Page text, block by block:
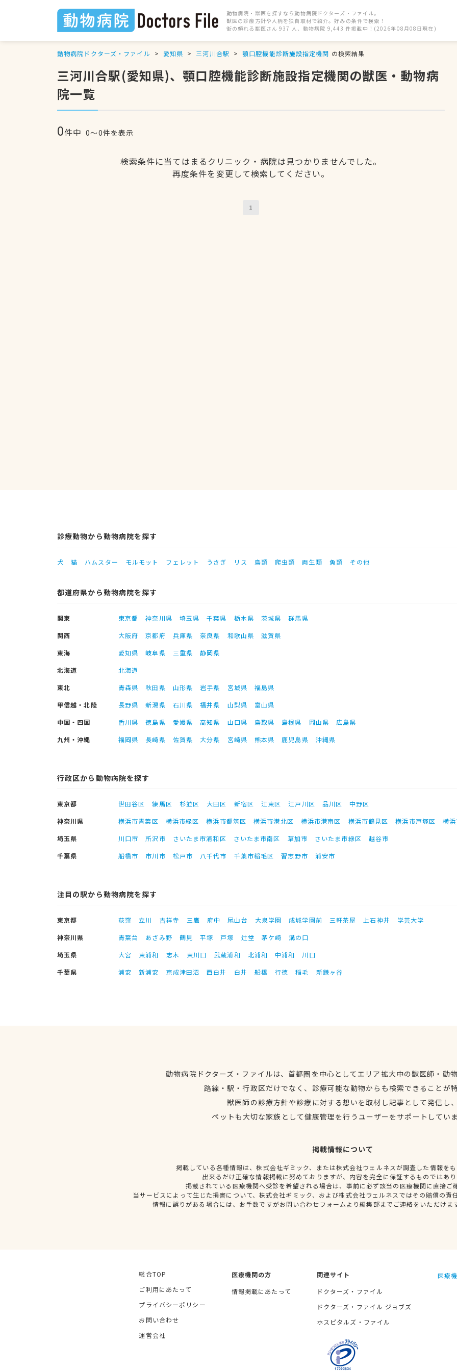
動物病院・獣医を探すなら動物病院ドクターズ・ファイル。
獣医の診療方針や人柄を独自取材で紹介。好みの条件で検索！
街の頼れる獣医さん 937 人、動物病院 9,443 件掲載中！(2026年08月08日現在)
動物病院ドクターズ・ファイル 愛知県 三河川合駅 顎口腔機能診断施設指定機関 の検索結果
三河川合駅(愛知県)、顎口腔機能診断施設指定機関の獣医・動物病
院一覧
0件中 0〜0件を表示
検索条件に当てはまるクリニック・病院は見つかりませんでした。
再度条件を変更して検索してください。
1
診療動物から動物病院を探す
犬 猫 ハムスター モルモット フェレット うさぎ リス 鳥類 爬虫類 両生類 魚類 その他
都道府県から動物病院を探す
関東 東京都 神奈川県 埼玉県 千葉県 栃木県 茨城県
群馬県
関西
大阪府 京都府 兵庫県 奈良県 和歌山県
滋賀県
東海
愛知県 岐阜県 三重県
静岡県
北海道
北海道
東北
青森県 秋田県 山形県 岩手県 宮城県
福島県
甲信越・北陸
長野県 新潟県 石川県 福井県 山梨県
富山県
中国・四国
香川県 徳島県 愛媛県 高知県 山口県 鳥取県 島根県 岡山県
広島県
九州・沖縄
福岡県 長崎県 佐賀県 大分県 宮崎県 熊本県 鹿児島県 沖縄県
行政区から動物病院を探す
東京都 世田谷区 練馬区 杉並区 大田区 新宿区 江東区 江戸川区 品川区
中野区
神奈川県
横浜市青葉区 横浜市緑区 横浜市都筑区 横浜市港北区 横浜市港南区 横浜市鶴見区 横浜市戸塚区
横
埼玉県
川口市 所沢市 さいたま市浦和区 さいたま市南区 草加市 さいたま市緑区
越谷市
千葉県
船橋市 市川市 松戸市 八千代市 千葉市稲毛区 習志野市 浦安市
注目の駅から動物病院を探す
東京都 荻窪 立川 吉祥寺 三鷹 府中 尾山台 大泉学園 成城学園前 三軒茶屋 上石神井
学芸大学
神奈川県
青葉台 あざみ野 鶴見 平塚 戸塚 辻堂 茅ケ崎
溝の口
埼玉県
大宮 東浦和 志木 東川口 武蔵浦和 北浦和 中浦和
川口
千葉県
浦安 新浦安 京成津田沼 西白井 白井 船橋 行徳 稲毛 新鎌ヶ谷
動物病院ドクターズ・ファイルは、首都圏を中心としてエリア拡大中の獣医師・動
路線・駅・行政区だけでなく、診療可能な動物からも検索できることが
獣医師の診療方針や診療に対する想いを取材し記事として発信し
ペットも大切な家族として健康管理を行うユーザーをサポートしてい
掲載情報について
掲載している各種情報は、株式会社ギミック、または株式会社ウェルネスが調査した情報を
出来るだけ正確な情報掲載に努めておりますが、内容を完全に保証するものではあ
掲載されている医療機関へ受診を希望される場合は、事前に必ず該当の医療機関に直接ご
当サービスによって生じた損害について、株式会社ギミック、および株式会社ウェルネスではその賠償の責
情報に誤りがある場合には、お手数ですがお問い合わせフォームより編集部までご連絡をいただけま
総合TOP
ご利用にあたって
プライバシーポリシー
お問い合わせ
運営会社
医療機関の方
情報掲載にあたって
関連サイト
ドクターズ・ファイル
ドクターズ・ファイル ジョブズ
ホスピタルズ・ファイル
医療